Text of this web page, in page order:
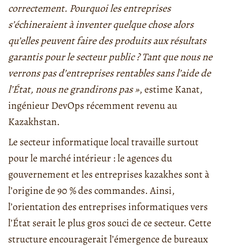
correctement. Pourquoi les entreprises
s’échineraient à inventer quelque chose alors
qu’elles peuvent faire des produits aux résultats
garantis pour le secteur public ? Tant que nous ne
verrons pas d’entreprises rentables sans l’aide de
l’État, nous ne grandirons pas », estime Kanat,
ingénieur DevOps récemment revenu au
Kazakhstan.
Le secteur informatique local travaille surtout
pour le marché intérieur : le agences du
gouvernement et les entreprises kazakhes sont à
l’origine de 90 % des commandes. Ainsi,
l’orientation des entreprises informatiques vers
l’État serait le plus gros souci de ce secteur. Cette
structure encouragerait l’émergence de bureaux